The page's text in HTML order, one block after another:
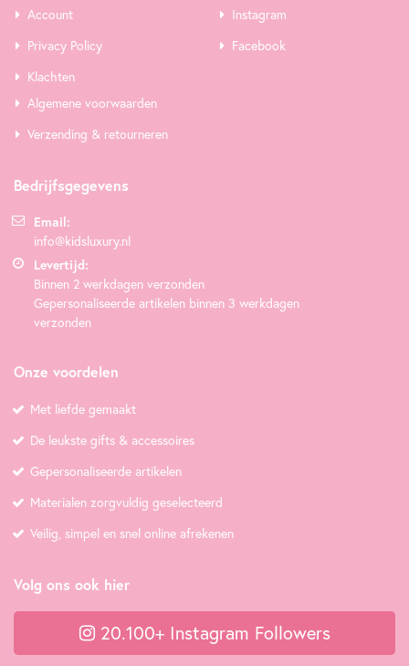
Account
Privacy Policy
Klachten
Instagram
Facebook
Algemene voorwaarden
Verzending & retourneren
Bedrijfsgegevens
Email:
info@kidsluxury.nl
Levertijd:
Binnen 2 werkdagen verzonden
Gepersonaliseerde artikelen binnen 3 werkdagen
verzonden
Onze voordelen
Met liefde gemaakt
De leukste gifts & accessoires
Gepersonaliseerde artikelen
Materialen zorgvuldig geselecteerd
Veilig, simpel en snel online afrekenen
Volg ons ook hier
20.100+ Instagram Followers